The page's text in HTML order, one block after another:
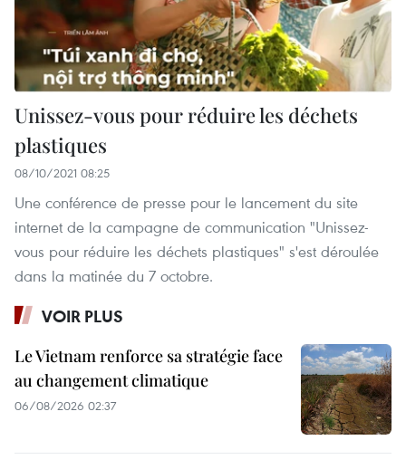
Unissez-vous pour réduire les déchets
plastiques
08/10/2021 08:25
Une conférence de presse pour le lancement du site
internet de la campagne de communication "Unissez-
vous pour réduire les déchets plastiques" s'est déroulée
dans la matinée du 7 octobre.
VOIR PLUS
Le Vietnam renforce sa stratégie face
au changement climatique
06/08/2026 02:37